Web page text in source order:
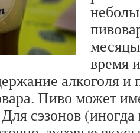
время
алкоголя и
Пиво может
сэзонов